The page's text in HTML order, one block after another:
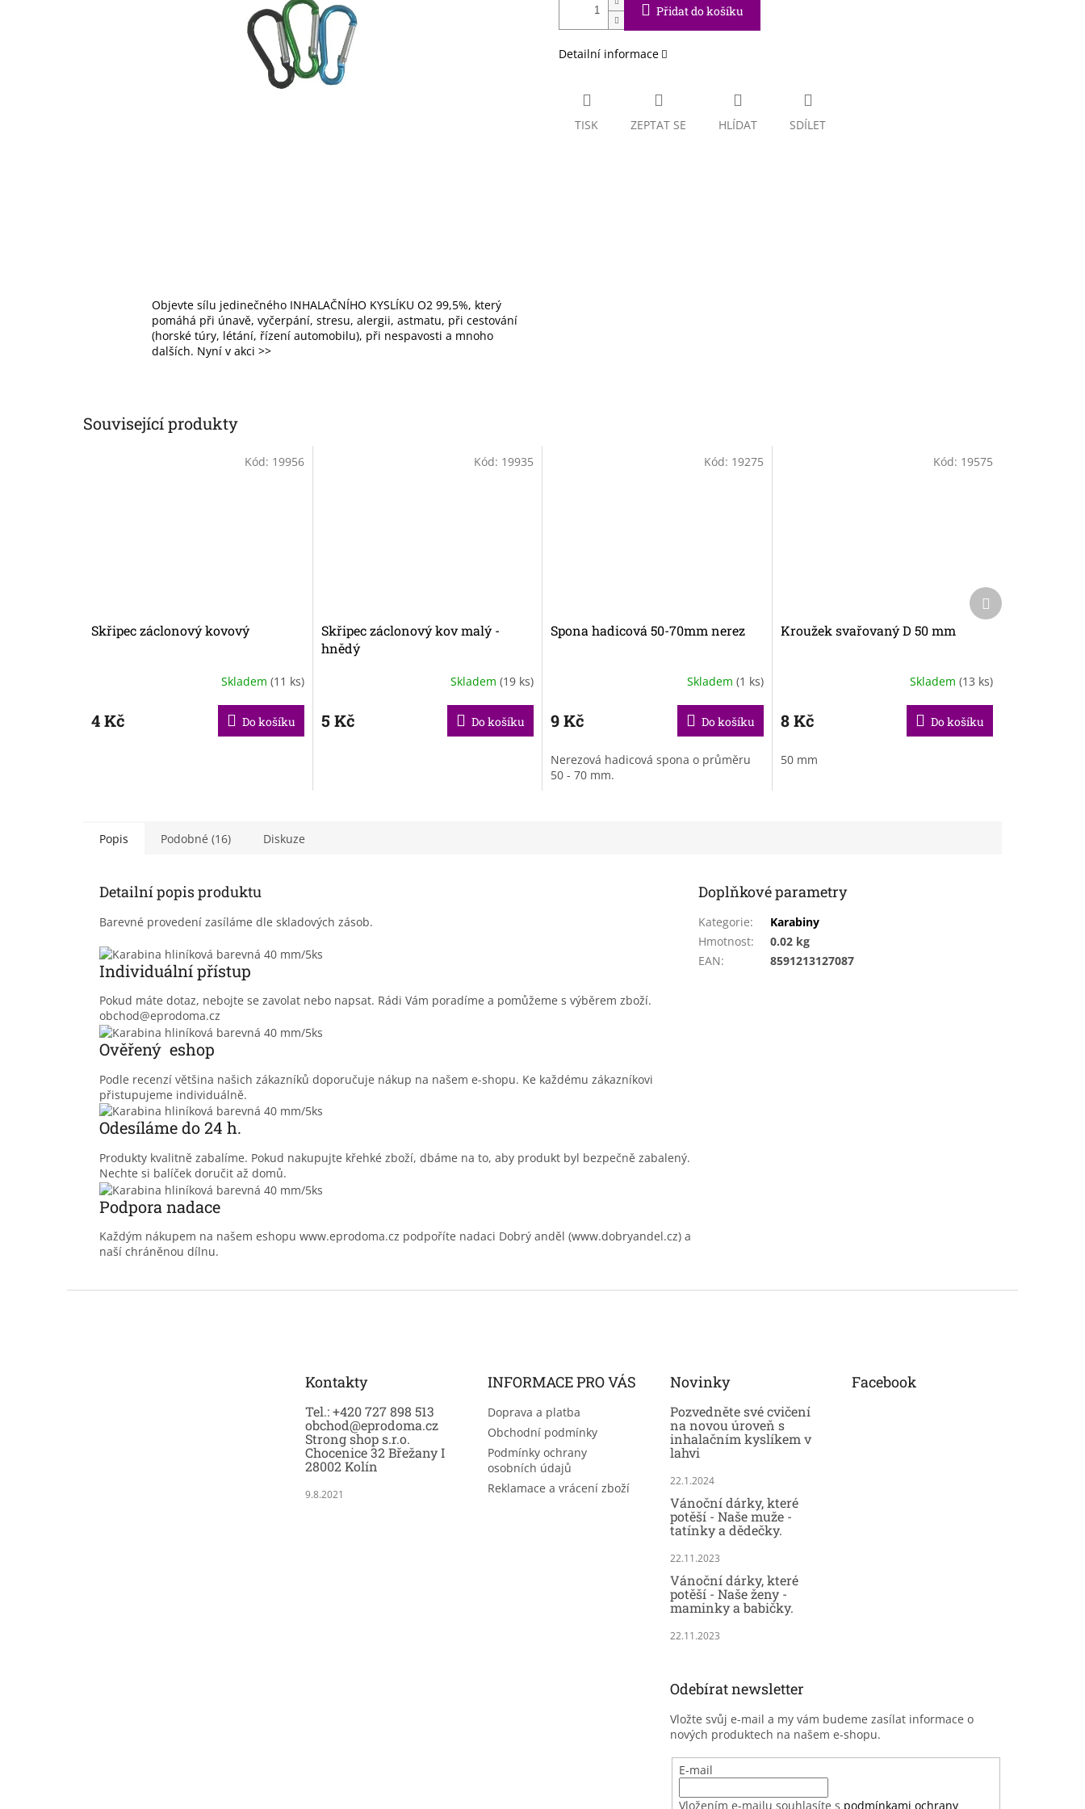
Přidat do košíku
Detailní informace
TISK ZEPTAT SE HLÍDAT SDÍLET
Objevte sílu jedinečného INHALAČNÍHO KYSLÍKU O2 99,5%, který
pomáhá při únavě, vyčerpání, stresu, alergii, astmatu, při cestování
(horské túry, létání, řízení automobilu), při nespavosti a mnoho
dalších. Nyní v akci >>
Související produkty
Skřipec záclonový kovový
Skladem (11 ks)
4 Kč Do košíku
Kód: 19956
Skřipec záclonový kov malý -
hnědý
Skladem (19 ks)
5 Kč Do košíku
Kód: 19935
Spona hadicová 50-70mm nerez
Skladem (1 ks)
9 Kč Do košíku
Nerezová hadicová spona o průměru
50 - 70 mm.
Kód: 19275
Kroužek svařovaný D 50 mm
Skladem (13 ks)
8 Kč Do košíku
50 mm
Kód: 19575
Další
produkt
Popis Podobné (16) Diskuze
Detailní popis produktu
Barevné provedení zasíláme dle skladových zásob.
Individuální přístup
Pokud máte dotaz, nebojte se zavolat nebo napsat. Rádi Vám poradíme a pomůžeme s výběrem zboží.
obchod@eprodoma.cz
Ověřený eshop
Podle recenzí většina našich zákazníků doporučuje nákup na našem e-shopu. Ke každému zákazníkovi
přistupujeme individuálně.
Odesíláme do 24 h.
Produkty kvalitně zabalíme. Pokud nakupujte křehké zboží, dbáme na to, aby produkt byl bezpečně zabalený.
Nechte si balíček doručit až domů.
Podpora nadace
Každým nákupem na našem eshopu www.eprodoma.cz podpoříte nadaci Dobrý anděl (www.dobryandel.cz) a
naší chráněnou dílnu.
Doplňkové parametry
Kategorie:
Karabiny
Hmotnost:
0.02 kg
EAN: 8591213127087
Kontakty
Tel.: +420 727 898 513
obchod@eprodoma.cz
Strong shop s.r.o.
Chocenice 32 Břežany I
28002 Kolín
9.8.2021
INFORMACE PRO VÁS
Doprava a platba
Obchodní podmínky
Podmínky ochrany
osobních údajů
Reklamace a vrácení zboží
Novinky
Pozvedněte své cvičení
na novou úroveň s
inhalačním kyslíkem v
lahvi
22.1.2024
Vánoční dárky, které
potěší - Naše muže -
tatínky a dědečky.
22.11.2023
Vánoční dárky, které
potěší - Naše ženy -
maminky a babičky.
22.11.2023
Facebook
Odebírat newsletter
Vložte svůj e-mail a my vám budeme zasílat informace o
nových produktech na našem e-shopu.
E-mail
Vložením e-mailu souhlasíte s podmínkami ochrany